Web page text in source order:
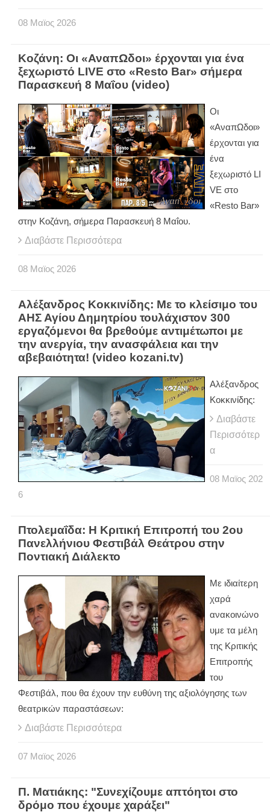
08 Μαϊος 2026
Κοζάνη: Οι «ΑναπΩδοι» έρχονται για ένα
ξεχωριστό LIVE στο «Resto Bar» σήμερα
Παρασκευή 8 Μαΐου (video)
Οι
«ΑναπΩδοι»
έρχονται για
ένα
ξεχωριστό LI
VE στο
«Resto Bar»
στην Κοζάνη, σήμερα Παρασκευή 8 Μαΐου.
Διαβάστε Περισσότερα
08 Μαϊος 2026
Αλέξανδρος Κοκκινίδης: Με το κλείσιμο του
ΑΗΣ Αγίου Δημητρίου τουλάχιστον 300
εργαζόμενοι θα βρεθούμε αντιμέτωποι με
την ανεργία, την ανασφάλεια και την
αβεβαιότητα! (video kozani.tv)
Αλέξανδρος
Κοκκινίδης:
Διαβάστε
Περισσότερ
α
08 Μαϊος 202
6
Πτολεμαΐδα: Η Κριτική Επιτροπή του 2ου
Πανελλήνιου Φεστιβάλ Θεάτρου στην
Ποντιακή Διάλεκτο
Με ιδιαίτερη
χαρά
ανακοινώνο
υμε τα μέλη
της Κριτικής
Επιτροπής
του
Φεστιβάλ, που θα έχουν την ευθύνη της αξιολόγησης των
θεατρικών παραστάσεων:
Διαβάστε Περισσότερα
07 Μαϊος 2026
Π. Ματιάκης: "Συνεχίζουμε απτόητοι στο
δρόμο που έχουμε χαράξει"